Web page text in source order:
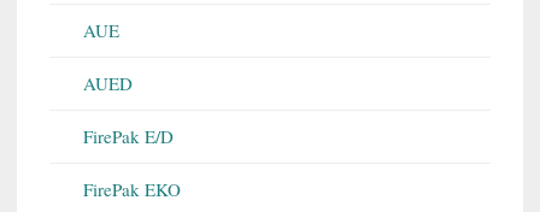
AUE
AUED
FirePak E/D
FirePak EKO